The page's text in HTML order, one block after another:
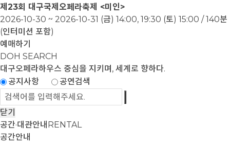
제23회 대구국제오페라축제 <미인>
2026-10-30 ~ 2026-10-31 (금) 14:00, 19:30 (토) 15:00 / 140분
(인터미션 포함)
예매하기
DOH SEARCH
대구오페라하우스 중심을 지키며, 세계로 향하다.
공지사항
공연검색
닫기
공간·대관안내 RENTAL
공간안내